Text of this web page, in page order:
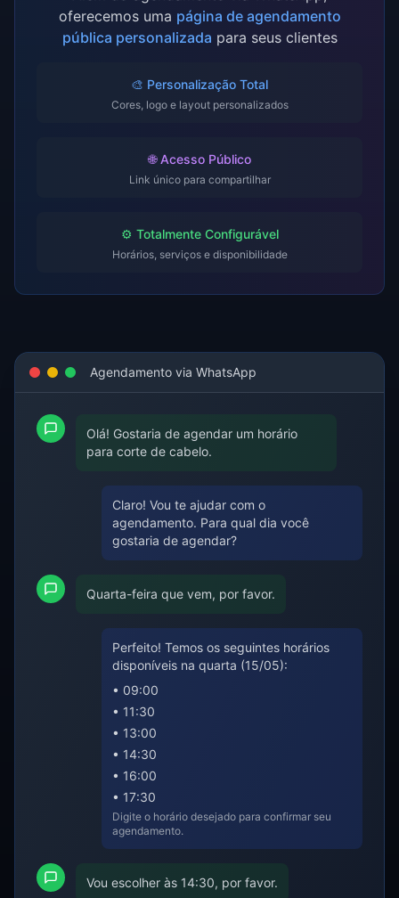
oferecemos uma página de agendamento
pública personalizada para seus clientes
🎨 Personalização Total
Cores, logo e layout personalizados
🌐 Acesso Público
Link único para compartilhar
⚙️ Totalmente Configurável
Horários, serviços e disponibilidade
Agendamento via WhatsApp
Olá! Gostaria de agendar um horário
para corte de cabelo.
Claro! Vou te ajudar com o
agendamento. Para qual dia você
gostaria de agendar?
Quarta-feira que vem, por favor.
Perfeito! Temos os seguintes horários
disponíveis na quarta (15/05):
• 09:00
• 11:30
• 13:00
• 14:30
• 16:00
• 17:30
Digite o horário desejado para confirmar seu
agendamento.
Vou escolher às 14:30, por favor.